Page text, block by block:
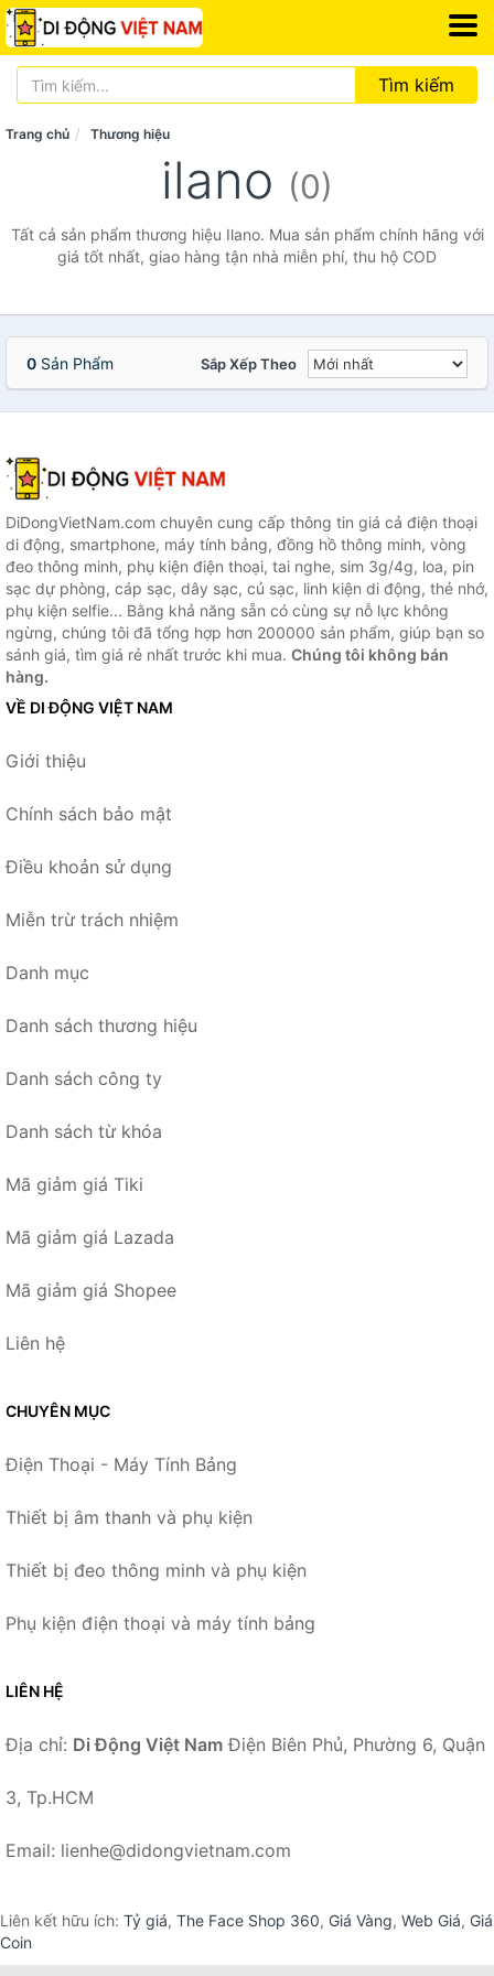
Tìm kiếm
Trang chủ Thương hiệu
ilano (0)
Tất cả sản phẩm thương hiệu Ilano. Mua sản phẩm chính hãng với
giá tốt nhất, giao hàng tận nhà miễn phí, thu hộ COD
0 Sản Phẩm Sắp Xếp Theo
DiDongVietNam.com chuyên cung cấp thông tin giá cả điện thoại
di động, smartphone, máy tính bảng, đồng hồ thông minh, vòng
đeo thông minh, phụ kiện điện thoại, tai nghe, sim 3g/4g, loa, pin
sạc dự phòng, cáp sạc, dây sạc, củ sạc, linh kiện di động, thẻ nhớ,
phụ kiện selfie... Bằng khả năng sẵn có cùng sự nỗ lực không
ngừng, chúng tôi đã tổng hợp hơn 200000 sản phẩm, giúp bạn so
sánh giá, tìm giá rẻ nhất trước khi mua. Chúng tôi không bán
hàng.
VỀ DI ĐỘNG VIỆT NAM
Giới thiệu
Chính sách bảo mật
Điều khoản sử dụng
Miễn trừ trách nhiệm
Danh mục
Danh sách thương hiệu
Danh sách công ty
Danh sách từ khóa
Mã giảm giá Tiki
Mã giảm giá Lazada
Mã giảm giá Shopee
Liên hệ
CHUYÊN MỤC
Điện Thoại - Máy Tính Bảng
Thiết bị âm thanh và phụ kiện
Thiết bị đeo thông minh và phụ kiện
Phụ kiện điện thoại và máy tính bảng
LIÊN HỆ
Địa chỉ: Di Động Việt Nam Điện Biên Phủ, Phường 6, Quận
3, Tp.HCM
Email: lienhe@didongvietnam.com
Liên kết hữu ích: Tỷ giá, The Face Shop 360, Giá Vàng, Web Giá, Giá
Coin